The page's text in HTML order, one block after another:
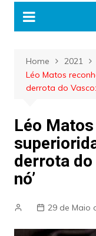
Home 2021
Léo Matos
derrota do Vasco:
Léo
derrota do
nó’
29 de Maio